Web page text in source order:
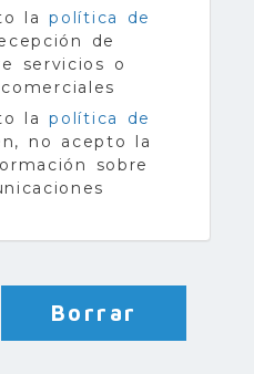
lapolítica de
de
servicios o
lapolítica de
no acepto la
sobre
Borrar